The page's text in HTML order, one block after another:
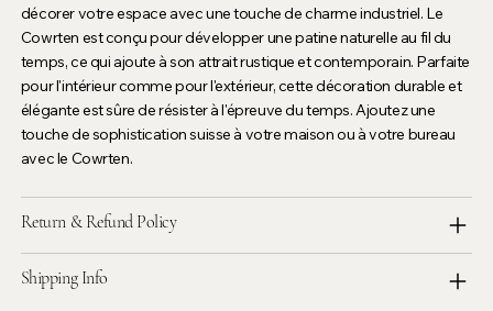
décorer votre espace avec une touche de charme industriel. Le
Cowrten est conçu pour développer une patine naturelle au fil du
temps, ce qui ajoute à son attrait rustique et contemporain. Parfaite
pour l'intérieur comme pour l'extérieur, cette décoration durable et
élégante est sûre de résister à l'épreuve du temps. Ajoutez une
touche de sophistication suisse à votre maison ou à votre bureau
avec le Cowrten.
Return & Refund Policy
Shipping Info